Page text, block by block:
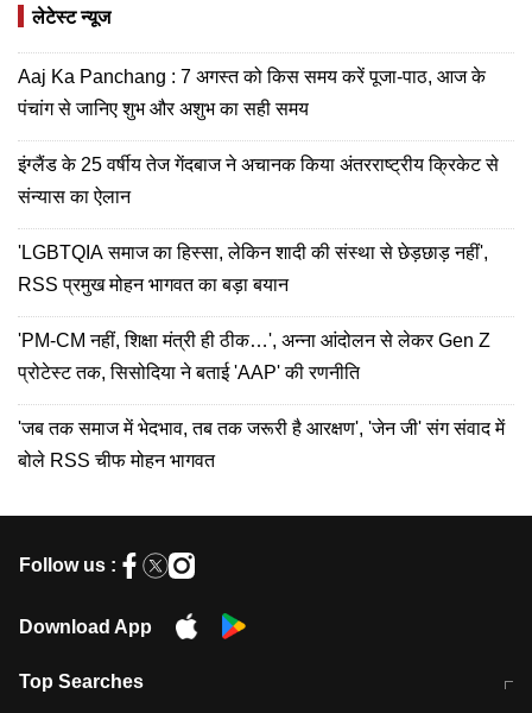
लेटेस्ट न्यूज
Aaj Ka Panchang : 7 अगस्त को किस समय करें पूजा-पाठ, आज के
पंचांग से जानिए शुभ और अशुभ का सही समय
इंग्लैंड के 25 वर्षीय तेज गेंदबाज ने अचानक किया अंतरराष्ट्रीय क्रिकेट से
संन्यास का ऐलान
'LGBTQIA समाज का हिस्सा, लेकिन शादी की संस्था से छेड़छाड़ नहीं',
RSS प्रमुख मोहन भागवत का बड़ा बयान
'PM-CM नहीं, शिक्षा मंत्री ही ठीक…', अन्ना आंदोलन से लेकर Gen Z
प्रोटेस्ट तक, सिसोदिया ने बताई 'AAP' की रणनीति
'जब तक समाज में भेदभाव, तब तक जरूरी है आरक्षण', 'जेन जी' संग संवाद में
बोले RSS चीफ मोहन भागवत
Follow us :
Download App
Top Searches